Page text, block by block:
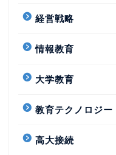
経営戦略
情報教育
大学教育
教育テクノロジー
高大接続